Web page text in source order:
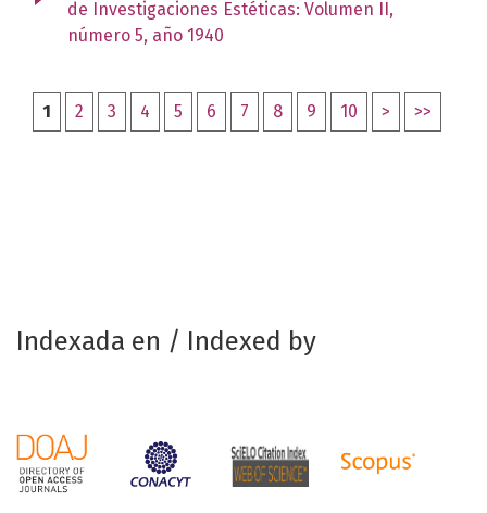
de Investigaciones Estéticas: Volumen II,
número 5, año 1940
1 2 3 4 5 6 7 8 9 10 > >>
Indexada en / Indexed by